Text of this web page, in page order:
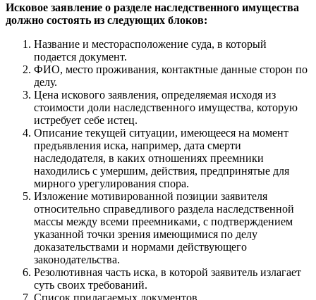
Исковое заявление о разделе наследственного имущества
должно состоять из следующих блоков:
Название и месторасположение суда, в который
подается документ.
ФИО, место проживания, контактные данные сторон по
делу.
Цена искового заявления, определяемая исходя из
стоимости доли наследственного имущества, которую
истребует себе истец.
Описание текущей ситуации, имеющееся на момент
предъявления иска, например, дата смерти
наследодателя, в каких отношениях преемники
находились с умершим, действия, предпринятые для
мирного урегулирования спора.
Изложение мотивированной позиции заявителя
относительно справедливого раздела наследственной
массы между всеми преемниками, с подтверждением
указанной точки зрения имеющимися по делу
доказательствами и нормами действующего
законодательства.
Резолютивная часть иска, в которой заявитель излагает
суть своих требований.
Список прилагаемых документов.